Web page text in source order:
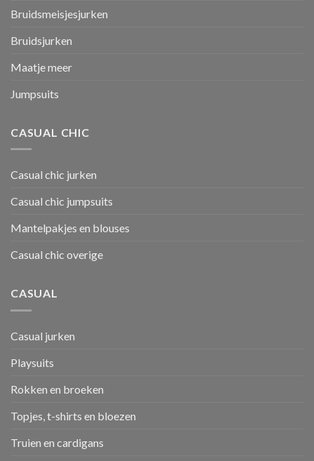
Bruidsmeisjesjurken
Bruidsjurken
Maatje meer
Jumpsuits
CASUAL CHIC
Casual chic jurken
Casual chic jumpsuits
Mantelpakjes en blouses
Casual chic overige
CASUAL
Casual jurken
Playsuits
Rokken en broeken
Topjes, t-shirts en bloezen
Truien en cardigans